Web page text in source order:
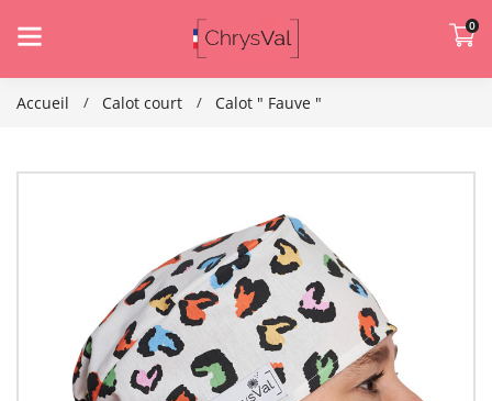
0
Accueil Calot court Calot " Fauve "